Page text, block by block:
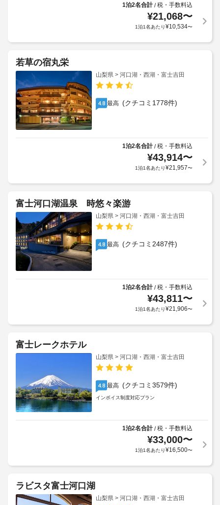
1泊2名合計/税・手数料込
¥21,068〜
1泊1名あたり¥10,534〜
若草の宿丸栄
山梨県 > 河口湖・西湖・富士吉田
4.8 最高 (クチコミ1778件)
1泊2名合計/税・手数料込
¥43,914〜
1泊1名あたり¥21,957〜
富士河口湖温泉 時悠々楽游
山梨県 > 河口湖・西湖・富士吉田
4.8 最高 (クチコミ2487件)
1泊2名合計/税・手数料込
¥43,811〜
1泊1名あたり¥21,906〜
富士レークホテル
山梨県 > 河口湖・西湖・富士吉田
4.8 最高 (クチコミ3579件)
インボイス制度対応プラン
1泊2名合計/税・手数料込
¥33,000〜
1泊1名あたり¥16,500〜
ラビスタ富士河口湖
山梨県 > 河口湖・西湖・富士吉田